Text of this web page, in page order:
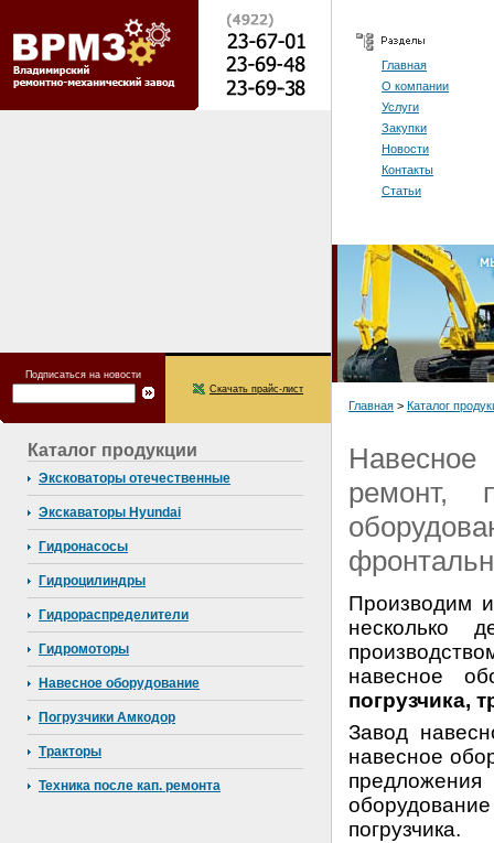
Подписаться на новости
Скачать прайс-лист
Каталог продукции
Эксковаторы отечественные
Экскаваторы Hyundai
Гидронасосы
Гидроцилиндры
Гидрораспределители
Гидромоторы
Навесное оборудование
Погрузчики Амкодор
Тракторы
Техника после кап. ремонта
Главная
О компании
Услуги
Закупки
Новости
Контакты
Статьи
Главная > Каталог
ремонт,
Производим
несколько
навесное
погрузчика,
Завод
навесное
погрузчика.